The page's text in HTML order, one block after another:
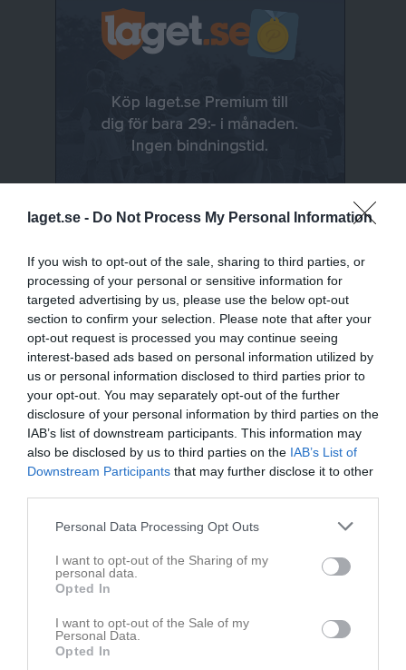
laget.se - Do Not Process My Personal Information
If you wish to opt-out of the sale, sharing to third parties, or
processing of your personal or sensitive information for
targeted advertising by us, please use the below opt-out
section to confirm your selection. Please note that after your
opt-out request is processed you may continue seeing
interest-based ads based on personal information utilized by
us or personal information disclosed to third parties prior to
your opt-out. You may separately opt-out of the further
disclosure of your personal information by third parties on the
IAB’s list of downstream participants. This information may
also be disclosed by us to third parties on the IAB’s List of
Downstream Participants that may further disclose it to other
Personal Data Processing Opt Outs
I want to opt-out of the Sharing of my
personal data.
Opted In
I want to opt-out of the Sale of my
Personal Data.
Opted In
Senast uppladdade video
Oliver Pitching 2
Oliver gör narr av Erik
Senast uppdaterade album
Inget album finns skapat
Logga in som administratör och skapa ert första album